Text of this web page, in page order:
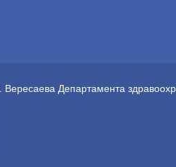
Департамента